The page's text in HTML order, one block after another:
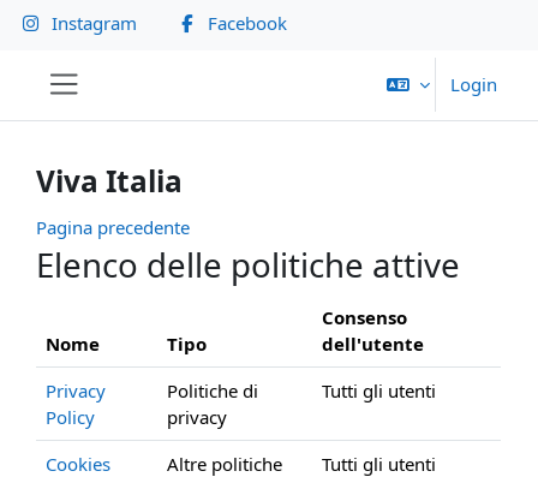
Vai al contenuto principale
Instagram Facebook
Login
Viva Italia
Pagina precedente
Elenco delle politiche attive
Nome Tipo
Consenso
dell'utente
Privacy
Policy
Politiche di
privacy
Tutti gli utenti
Cookies
Altre politiche Tutti gli utenti